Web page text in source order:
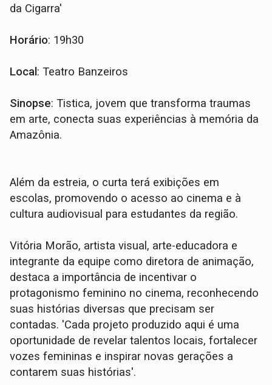
da Cigarra'
Horário: 19h30
Local : Teatro Banzeiros
Sinopse: Tistica, jovem que transforma traumas
em arte, conecta suas experiências à memória da
Amazônia.
Além da estreia, o curta terá exibições em
escolas, promovendo o acesso ao cinema e à
cultura audiovisual para estudantes da região.
Vitória Morão, artista visual, arte-educadora e
integrante da equipe como diretora de animação,
destaca a importância de incentivar o
protagonismo feminino no cinema, reconhecendo
suas histórias diversas que precisam ser
contadas. 'Cada projeto produzido aqui é uma
oportunidade de revelar talentos locais, fortalecer
vozes femininas e inspirar novas gerações a
contarem suas histórias'.